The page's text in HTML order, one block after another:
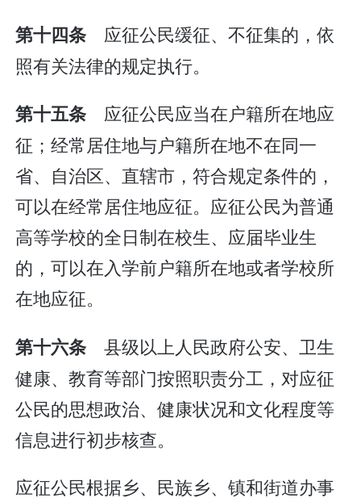
第十四条 应征公民缓征、不征集的，依
照有关法律的规定执行。
第十五条 应征公民应当在户籍所在地应
征；经常居住地与户籍所在地不在同一
省、自治区、直辖市，符合规定条件的，
可以在经常居住地应征。应征公民为普通
高等学校的全日制在校生、应届毕业生
的，可以在入学前户籍所在地或者学校所
在地应征。
第十六条 县级以上人民政府公安、卫生
健康、教育等部门按照职责分工，对应征
公民的思想政治、健康状况和文化程度等
信息进行初步核查。
应征公民根据乡、民族乡、镇和街道办事